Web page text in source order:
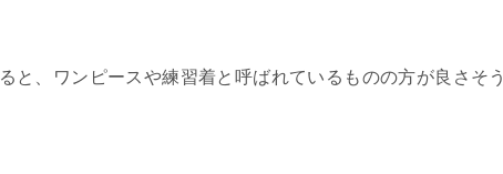
と、ワンピースや練習着と呼ばれているものの方が良さそう